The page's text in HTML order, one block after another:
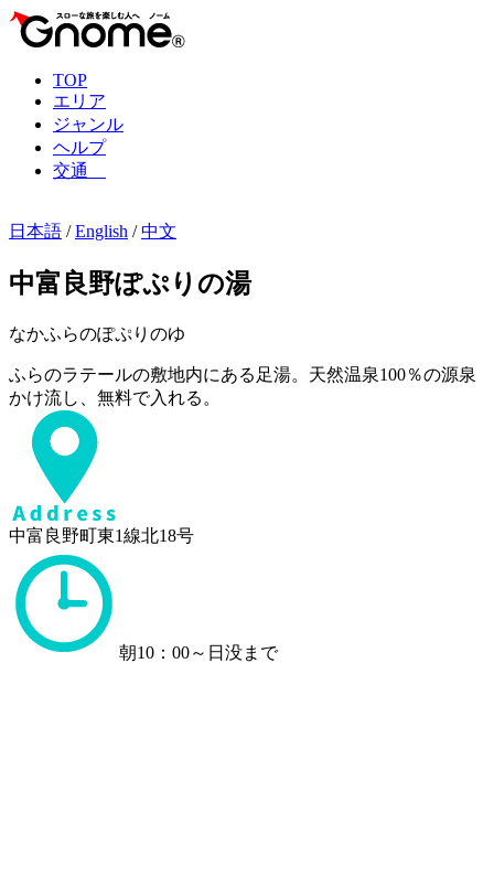
TOP
エリア
ジャンル
ヘルプ
交通
日本語 /English /中文
中富良野ぽぷりの湯
なかふらのぽぷりのゆ
ふらのラテールの敷地内にある足湯。天然温泉100％の源泉
かけ流し、無料で入れる。
中富良野町東1線北18号
朝10：00～日没まで